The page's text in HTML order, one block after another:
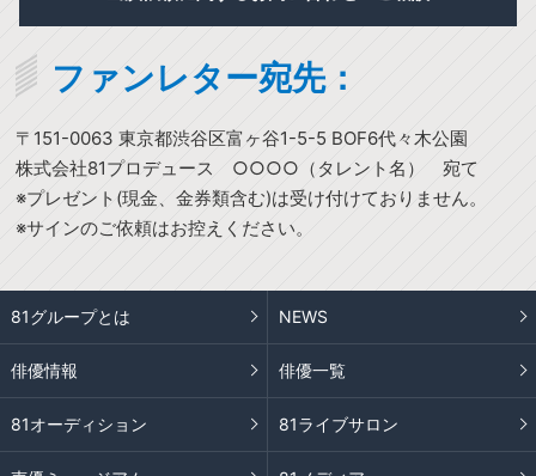
ファンレター宛先：
〒151-0063 東京都渋谷区富ヶ谷1-5-5 BOF6代々木公園
株式会社81プロデュース ○○○○（タレント名） 宛て
※プレゼント(現金、金券類含む)は受け付けておりません。
※サインのご依頼はお控えください。
81グループとは NEWS
俳優情報 俳優一覧
81オーディション 81ライブサロン